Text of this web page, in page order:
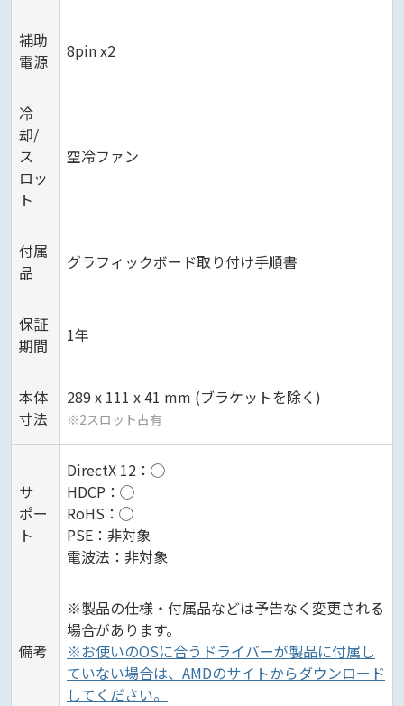
補助
電源
8pin x2
冷
却/
ス
ロッ
ト
空冷ファン
付属
品
グラフィックボード取り付け手順書
保証
期間
1年
本体
寸法
289 x 111 x 41 mm (ブラケットを除く)
※2スロット占有
サ
ポー
ト
DirectX 12：◯
HDCP：◯
RoHS：◯
PSE：非対象
電波法：非対象
備考
※製品の仕様・付属品などは予告なく変更される
場合があります。
※お使いのOSに合うドライバーが製品に付属し
ていない場合は、AMDのサイトからダウンロード
してください。